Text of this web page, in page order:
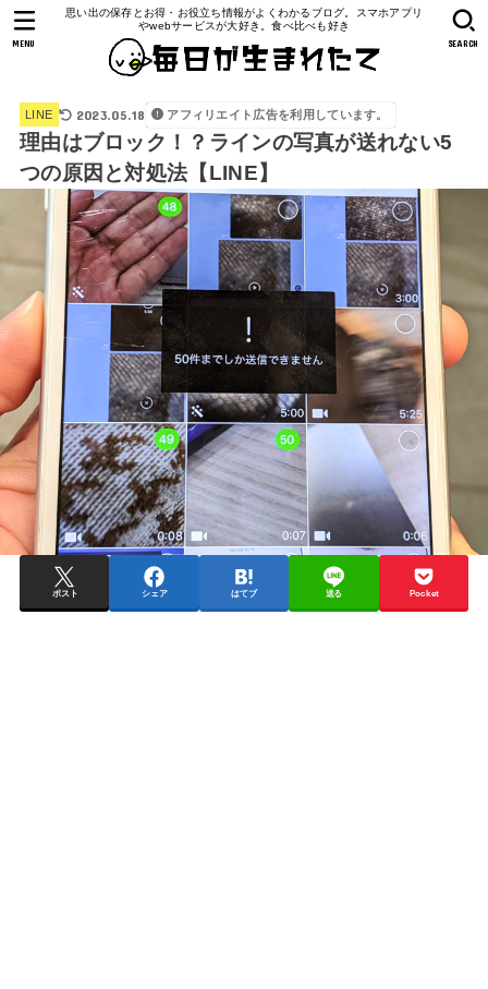
思い出の保存とお得・お役立ち情報がよくわかるブログ。スマホアプリ
やwebサービスが大好き。食べ比べも好き
SEARCH
MENU
LINE 2023.05.18 アフィリエイト広告を利用しています。
理由はブロック！？ラインの写真が送れない5
つの原因と対処法【LINE】
ポスト シェア はてブ 送る Pocket